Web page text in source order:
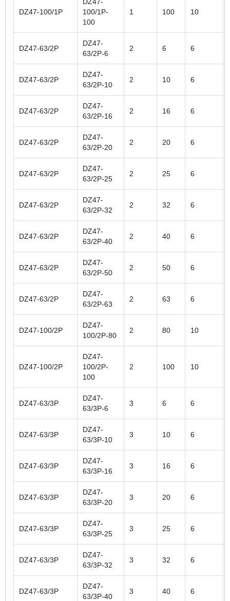
DZ47-100/1P
100/1P-
100
1 100 10
DZ47-63/2P
DZ47-
63/2P-6
2 6 6
DZ47-63/2P
DZ47-
63/2P-10
2 10 6
DZ47-63/2P
DZ47-
63/2P-16
2 16 6
DZ47-63/2P
DZ47-
63/2P-20
2 20 6
DZ47-63/2P
DZ47-
63/2P-25
2 25 6
DZ47-63/2P
DZ47-
63/2P-32
2 32 6
DZ47-63/2P
DZ47-
63/2P-40
2 40 6
DZ47-63/2P
DZ47-
63/2P-50
2 50 6
DZ47-63/2P
DZ47-
63/2P-63
2 63 6
DZ47-100/2P
DZ47-
100/2P-80
2 80 10
DZ47-100/2P
DZ47-
100/2P-
100
2 100 10
DZ47-63/3P
DZ47-
63/3P-6
3 6 6
DZ47-63/3P
DZ47-
63/3P-10
3 10 6
DZ47-63/3P
DZ47-
63/3P-16
3 16 6
DZ47-63/3P
DZ47-
63/3P-20
3 20 6
DZ47-63/3P
DZ47-
63/3P-25
3 25 6
DZ47-63/3P
DZ47-
63/3P-32
3 32 6
DZ47-63/3P
DZ47-
63/3P-40
3 40 6